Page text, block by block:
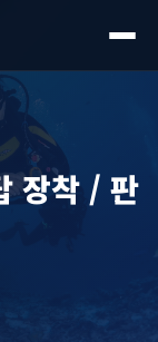
장착 / 판